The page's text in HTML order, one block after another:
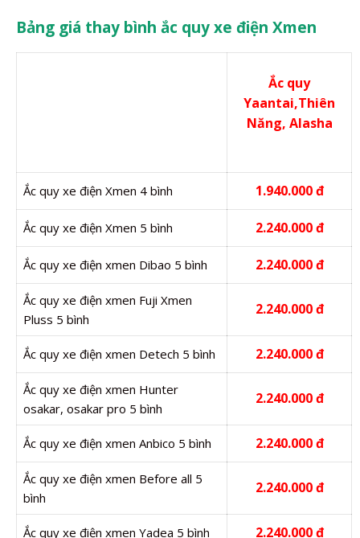
Bảng giá thay bình ắc quy xe điện Xmen
Ắc quy
Yaantai,Thiên
Năng, Alasha
Ắc quy xe điện Xmen 4 bình 1.940.000 đ
Ắc quy xe điện Xmen 5 bình 2.240.000 đ
Ắc quy xe điện xmen Dibao 5 bình 2.240.000 đ
Ắc quy xe điện xmen Fuji Xmen
Pluss 5 bình
2.240.000 đ
Ắc quy xe điện xmen Detech 5 bình 2.240.000 đ
Ắc quy xe điện xmen Hunter
osakar, osakar pro 5 bình
2.240.000 đ
Ắc quy xe điện xmen Anbico 5 bình 2.240.000 đ
Ắc quy xe điện xmen Before all 5
bình
2.240.000 đ
Ắc quy xe điện xmen Yadea 5 bình 2.240.000 đ